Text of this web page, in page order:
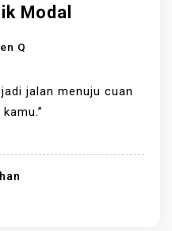
Modal
Q
jalan menuju cuan